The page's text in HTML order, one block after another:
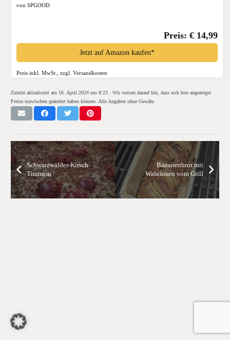
für Küche Grill BBQ Ofenhandschuhe,Schwarz(L/XXL)*
von SPGOOD
Preis: € 14,99
Jetzt auf Amazon kaufen*
Preis inkl. MwSt., zzgl. Versandkosten
Zuletzt aktualisiert am 16. April 2024 um 8:23 . Wir weisen darauf hin, dass sich hier angezeigte
Preise inzwischen geändert haben können. Alle Angaben ohne Gewähr.
Schwarzwälder-Kirsch
Tiramisu
Bananenbrot mit
Walnüssen vom Grill